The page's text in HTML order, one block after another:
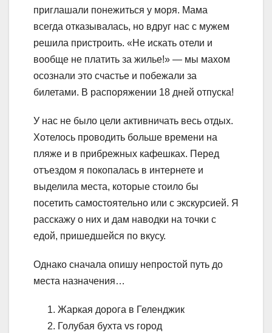
приглашали понежиться у моря. Мама
всегда отказывалась, но вдруг нас с мужем
решила пристроить. «Не искать отели и
вообще не платить за жилье!» — мы махом
осознали это счастье и побежали за
билетами. В распоряжении 18 дней отпуска!
У нас не было цели активничать весь отдых.
Хотелось проводить больше времени на
пляже и в прибрежных кафешках. Перед
отъездом я покопалась в интернете и
выделила места, которые стоило бы
посетить самостоятельно или с экскурсией. Я
расскажу о них и дам наводки на точки с
едой, пришедшейся по вкусу.
Однако сначала опишу непростой путь до
места назначения…
Жаркая дорога в Геленджик
Голубая бухта vs город